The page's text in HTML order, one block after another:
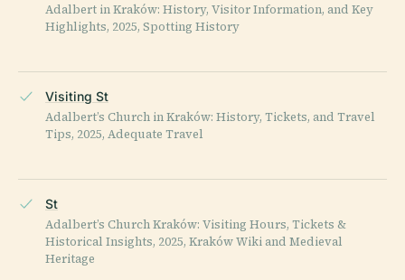
Adalbert in Kraków: History, Visitor Information, and Key
Highlights, 2025, Spotting History
Visiting St
Adalbert’s Church in Kraków: History, Tickets, and Travel
Tips, 2025, Adequate Travel
St
Adalbert’s Church Kraków: Visiting Hours, Tickets &
Historical Insights, 2025, Kraków Wiki and Medieval
Heritage